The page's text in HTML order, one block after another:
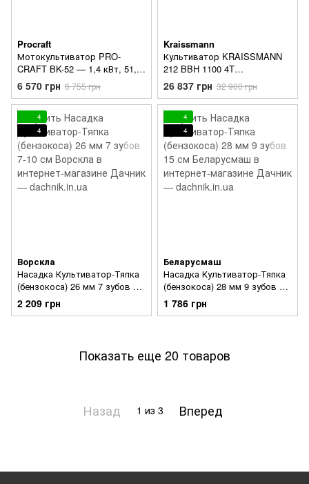
Procraft
Мотокультиватор PRO-
CRAFT BK-52 — 1,4 кВт, 51,7
см³ + масло 2T в подарок
6 570 грн 6 755 грн
Kraissmann
Культиватор KRAISSMANN
212 BBH 1100 4T
(четырёхтактный, 7,0 л.с.,
ширина обработки 1100 мм)
26 837 грн 32 900 грн
4
4
Ворскла
Насадка Культиватор-Тяпка
(бензокоса) 26 мм 7 зубов 7-
10 см
2 209 грн
4
4
Беларусмаш
Насадка Культиватор-Тяпка
(бензокоса) 28 мм 9 зубов 15
см
1 786 грн
Показать еще 20 товаров
Назад 1 из 3 Вперед